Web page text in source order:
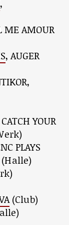
,
ME AMOUR
, AUGER
YOUR
PLAYS
(Halle)
(Club)